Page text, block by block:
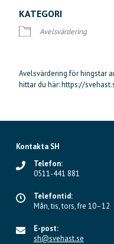
KATEGORI
Avelsvärdering
Avelsvärdering för hingstar
hittar du här: https://
Kontakta SH
Telefon:
0511-441 881
Telefontid:
Mån, tis, tors, fre 10–12
E-post:
sh@svehast.se